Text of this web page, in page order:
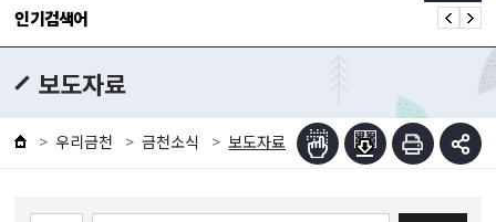
인기검색어
보도자료
우리금천 금천소식 보도자료